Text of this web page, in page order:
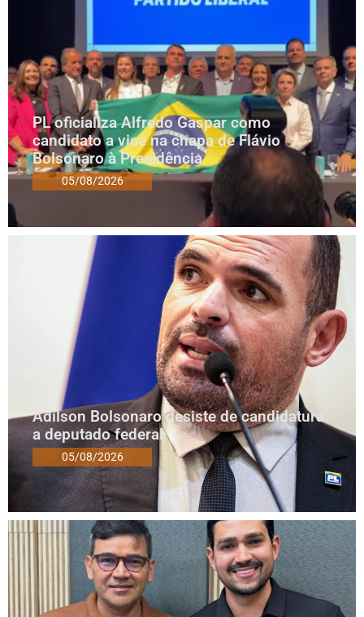
PL oficializa Alfredo Gaspar como
candidato a vice na chapa de Flávio
Bolsonaro à Presidência
05/08/2026
Adilson Bolsonaro desiste de candidatura
a deputado federal
05/08/2026